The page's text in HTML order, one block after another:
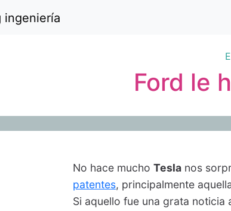
Ford le
No hace mucho Tesla nos
patentes, principalmente
Si aquello fue una grata noticia